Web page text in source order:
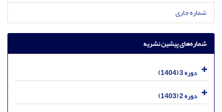
شماره جاری
شماره‌های پیشین نشریه
دوره 3 (1404)
دوره 2 (1403)